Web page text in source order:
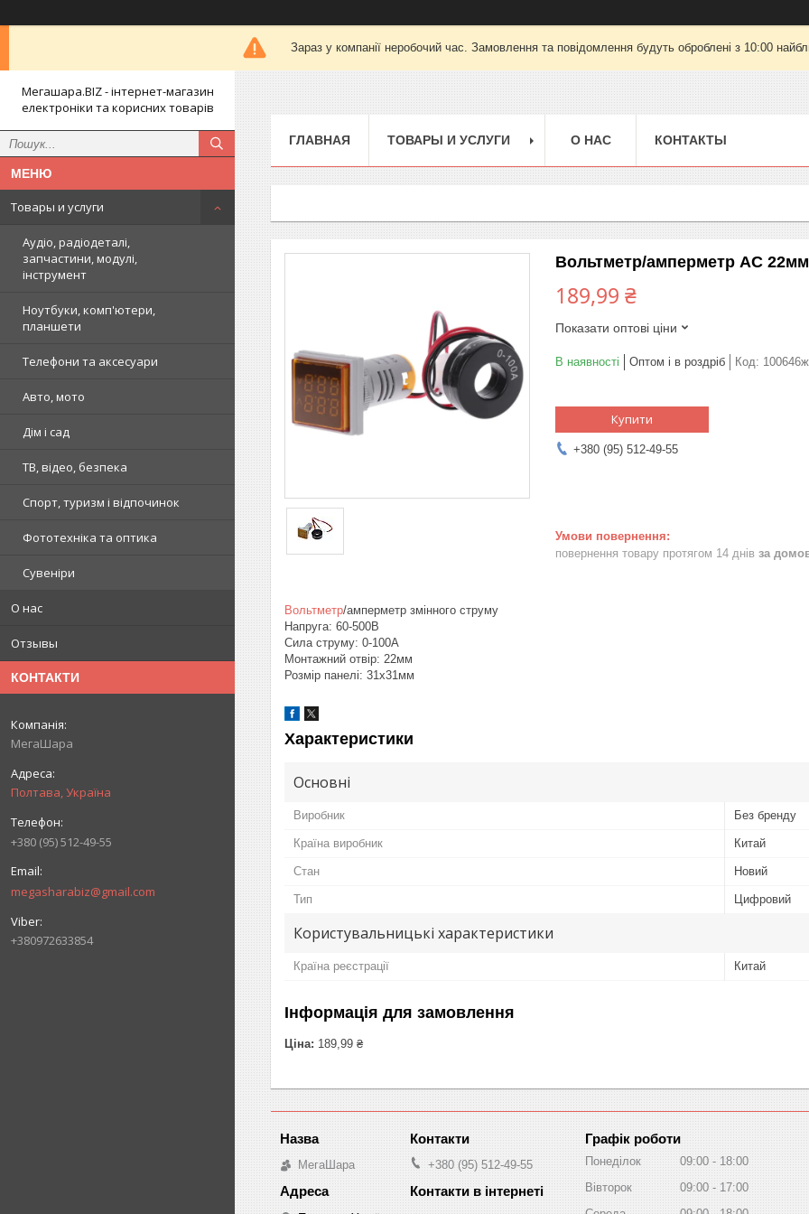
Зараз у компанії неробочий час. Замовлення та повідомлення будуть оброблені з 10:00
Мегашара.BIZ - інтернет-магазин
електроніки та корисних товарів
Товары и услуги
Аудіо, радіодеталі,
запчастини, модулі,
інструмент
Ноутбуки, комп'ютери,
планшети
Телефони та аксесуари
Авто, мото
Дім і сад
ТВ, відео, безпека
Спорт, туризм і відпочинок
Фототехніка та оптика
Сувеніри
О нас
Отзывы
КОНТАКТИ
МегаШара
Полтава, Україна
+380 (95) 512-49-55
megasharabiz@gmail.com
+380972633854
ГЛАВНАЯ ТОВАРЫ И УСЛУГИ О НАС КОНТАКТЫ
Вольтметр/амперметр AC
189,99 ₴
Показати оптові ціни
В наявності Оптом і в роздріб Код: 100646ж
Купити
+380 (95) 512-49-55
повернення товару протягом 14 днів за
Вольтметр/амперметр змінного струму
Напруга: 60-500В
Сила струму: 0-100А
Монтажний отвір: 22мм
Розмір панелі: 31х31мм
Характеристики
Основні
Виробник Без бренду
Країна виробник Китай
Стан Новий
Тип Цифровий
Користувальницькі характеристики
Країна реєстрації Китай
Інформація для замовлення
Ціна: 189,99 ₴
МегаШара +380 (95) 512-49-55
Графік роботи
Понеділок 09:00
18:00
Вівторок
09:00
17:00